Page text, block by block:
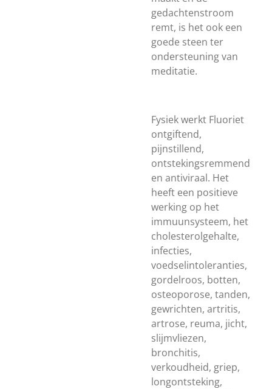
gedachtenstroom
remt, is het ook een
goede steen ter
ondersteuning van
meditatie.
Fysiek werkt Fluoriet
ontgiftend,
pijnstillend,
ontstekingsremmend
en antiviraal. Het
heeft een positieve
werking op het
immuunsysteem, het
cholesterolgehalte,
infecties,
voedselintoleranties,
gordelroos, botten,
osteoporose, tanden,
gewrichten, artritis,
artrose, reuma, jicht,
slijmvliezen,
bronchitis,
verkoudheid, griep,
longontsteking,